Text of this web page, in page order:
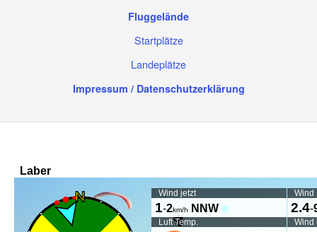
Fluggelände
Startplätze
Landeplätze
Impressum / Datenschutzerklärung